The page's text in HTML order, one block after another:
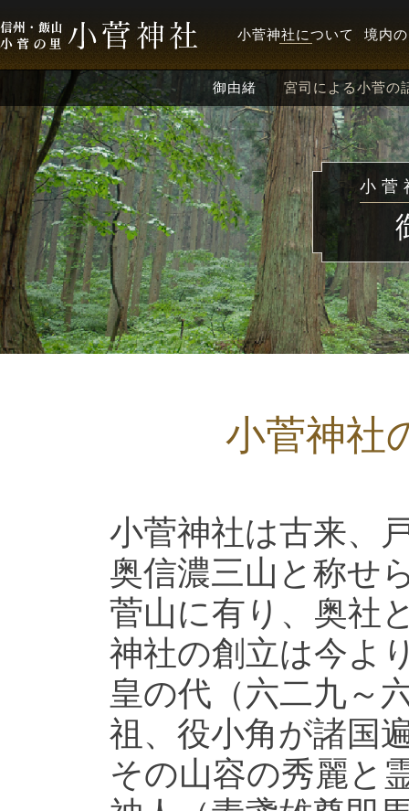
小菅神社について 境内
御由緒 宮司による小菅の
小菅
小菅神社
小菅神社は古来、
奥信濃三山と称せ
菅山に有り、奥社
神社の創立は今よ
皇の代（六二九～
祖、役小角が諸国
その山容の秀麗と